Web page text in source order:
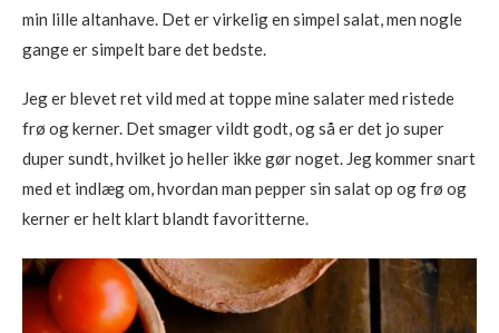
min lille altanhave. Det er virkelig en simpel salat, men nogle
gange er simpelt bare det bedste.
Jeg er blevet ret vild med at toppe mine salater med ristede
frø og kerner. Det smager vildt godt, og så er det jo super
duper sundt, hvilket jo heller ikke gør noget. Jeg kommer snart
med et indlæg om, hvordan man pepper sin salat op og frø og
kerner er helt klart blandt favoritterne.